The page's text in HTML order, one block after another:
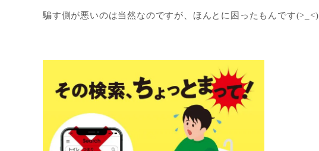
騙す側が悪いのは当然なのですが、ほんとに困ったもんです(>_<)